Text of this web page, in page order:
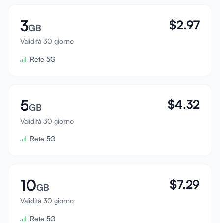
3GB
Validità 30 giorno
$2.97
Rete 5G
5GB
Validità 30 giorno
$4.32
Rete 5G
10GB
Validità 30 giorno
$7.29
Rete 5G